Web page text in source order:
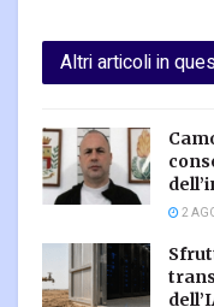
Altri articoli in
2